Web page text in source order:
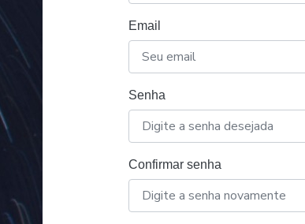
Email
Senha
Confirmar senha